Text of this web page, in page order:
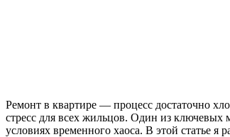
Ремонт в квартире — процесс достаточно
стресс для всех жильцов. Один из ключевых
условиях временного хаоса. В этой статье я